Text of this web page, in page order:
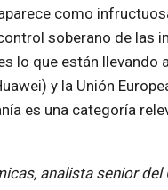
como
soberano de las
lo que están llevando
y la Unión
es una categoría
analista senior